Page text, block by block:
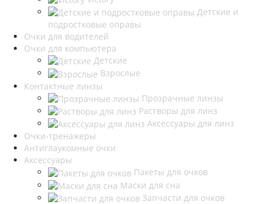
Детские и
подростковые оправы
Очки для водителей
Очки для компьютера
Детские
Взрослые
Контактные линзы
Прозрачные линзы
Растворы для линз
Аксессуары для линз
Очки-тренажеры
Антиглаукомные очки
Аксессуары
Пакеты для очков
Маски для сна
Запчасти для очков